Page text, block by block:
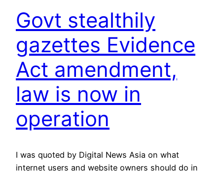
Govt stealthily
gazettes Evidence
Act amendment,
law is now in
operation
I was quoted by Digital News Asia on what
internet users and website owners should do in